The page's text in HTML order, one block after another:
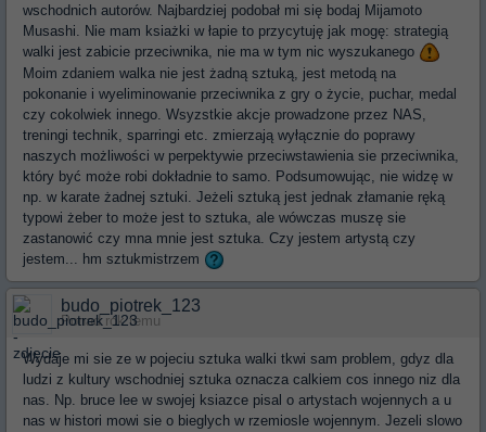
wschodnich autorów. Najbardziej podobał mi się bodaj Mijamoto
Musashi. Nie mam ksiażki w łapie to przycytuję jak mogę: strategią
walki jest zabicie przeciwnika, nie ma w tym nic wyszukanego
Moim zdaniem walka nie jest żadną sztuką, jest metodą na
pokonanie i wyeliminowanie przeciwnika z gry o życie, puchar, medal
czy cokolwiek innego. Wsyzstkie akcje prowadzone przez NAS,
treningi technik, sparringi etc. zmierzają wyłącznie do poprawy
naszych możliwości w perpektywie przeciwstawienia sie przeciwnika,
który być może robi dokładnie to samo. Podsumowując, nie widzę w
np. w karate żadnej sztuki. Jeżeli sztuką jest jednak złamanie ręką
typowi żeber to może jest to sztuka, ale wówczas muszę sie
zastanowić czy mna mnie jest sztuka. Czy jestem artystą czy
jestem... hm sztukmistrzem
budo_piotrek_123
Ponad rok temu
Wydaje mi sie ze w pojeciu sztuka walki tkwi sam problem, gdyz dla
ludzi z kultury wschodniej sztuka oznacza calkiem cos innego niz dla
nas. Np. bruce lee w swojej ksiazce pisal o artystach wojennych a u
nas w histori mowi sie o bieglych w rzemiosle wojennym. Jezeli slowo